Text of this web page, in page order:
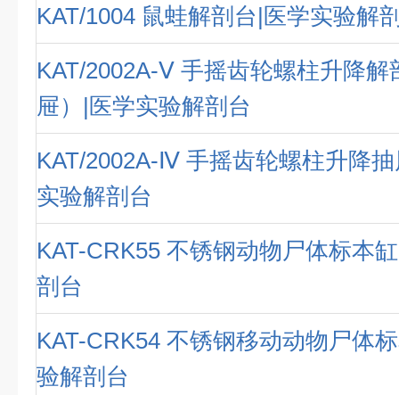
KAT/1004 鼠蛙解剖台|医学实验解
KAT/2002A-Ⅴ 手摇齿轮螺柱升降解
屉）|医学实验解剖台
KAT/2002A-Ⅳ 手摇齿轮螺柱升降
实验解剖台
KAT-CRK55 不锈钢动物尸体标本
剖台
KAT-CRK54 不锈钢移动动物尸体
验解剖台